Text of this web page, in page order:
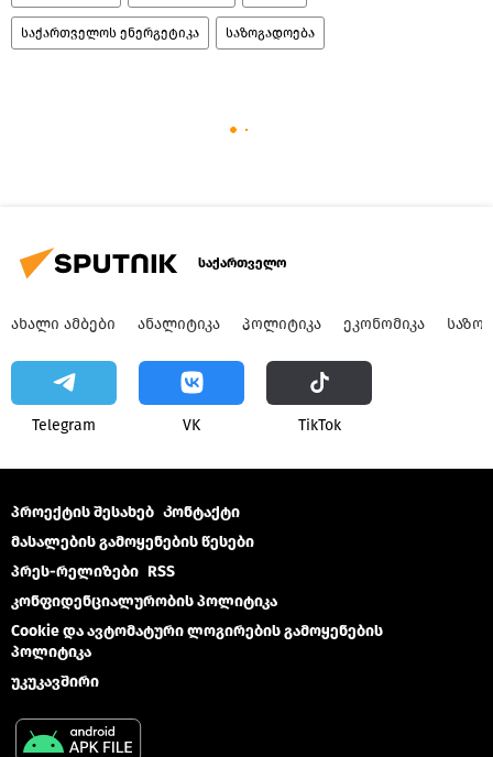
საქართველოს ენერგეტიკა საზოგადოება
საქართველო
ᲐᲮᲐᲚᲘ ᲐᲛᲑᲔᲑᲘ ᲐᲜᲐᲚᲘᲢᲘᲙᲐ ᲞᲝᲚᲘᲢᲘᲙᲐ ᲔᲙᲝᲜᲝᲛᲘᲙᲐ
Telegram VK ТikТоk
პროექტის შესახებ Კონტაქტი
მასალების გამოყენების წესები
პრეს-რელიზები RSS
კონფიდენციალურობის პოლიტიკა
Cookie და ავტომატური ლოგირების გამოყენების
პოლიტიკა
უკუკავშირი